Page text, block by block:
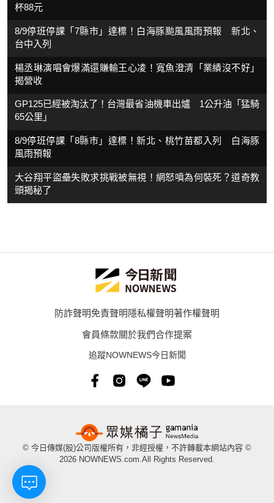
杯88元
8/9停班停課「7縣市」達標！白海豚颱風風雨預報 新北、
台中入列
楊丞琳演唱會爆滿還賺輸王心凌！寬魚澄清「業績沒不好」
揭營收
GP125已經被淘汰了！台灣最省油機車出爐 1公升油「猛騎
65公里」
8/9停班停課「8縣市」達標！新北、桃竹苗都入列 白海豚
風雨預報
大谷翔平盜壘失敗求挑戰被無視！網怒噴為何裝死？道奇教
頭揭秘了
防詐聲明免責聲明隱私權聲明著作權聲明
會員條款關於我們合作提案
追蹤NOWNEWS今日新聞
© 今日傳媒(股)公司版權所有，非經授權，不許轉載本網站內容 ©
2026 NOWNEWS.com.All Rights Reserved.